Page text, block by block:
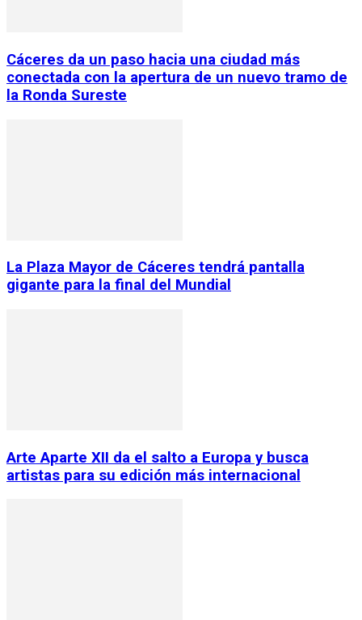
Cáceres da un paso hacia una ciudad más
conectada con la apertura de un nuevo tramo de
la Ronda Sureste
La Plaza Mayor de Cáceres tendrá pantalla
gigante para la final del Mundial
Arte Aparte XII da el salto a Europa y busca
artistas para su edición más internacional